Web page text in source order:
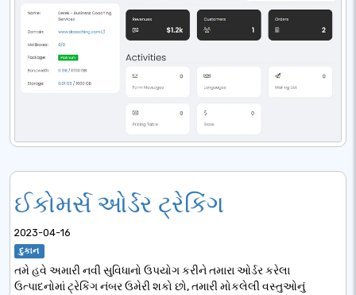
ઈકોમર્સ ઓર્ડર ટ્રેકિંગ
2023-04-16
દુકાન
તમે હવે અમારી નવી સુવિધાનો ઉપયોગ કરીને તમારા ઓર્ડર કરેલા
ઉત્પાદનોમાં ટ્રેકિંગ નંબર ઉમેરી શકો છો, તમારી મોકલેલી વસ્તુઓનું